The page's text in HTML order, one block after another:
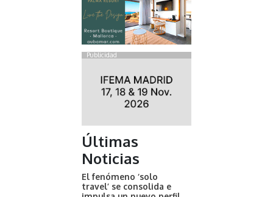
Publicidad
Últimas
Noticias
El fenómeno ‘solo
travel’ se consolida e